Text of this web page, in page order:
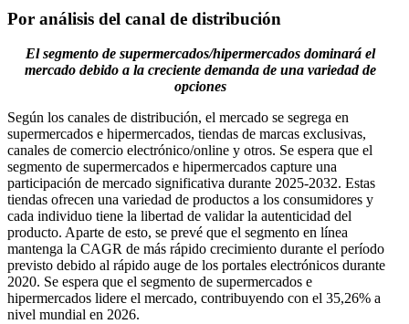
Por análisis del canal de distribución
El segmento de supermercados/hipermercados dominará el
mercado debido a la creciente demanda de una variedad de
opciones
Según los canales de distribución, el mercado se segrega en
supermercados e hipermercados, tiendas de marcas exclusivas,
canales de comercio electrónico/online y otros. Se espera que el
segmento de supermercados e hipermercados capture una
participación de mercado significativa durante 2025-2032. Estas
tiendas ofrecen una variedad de productos a los consumidores y
cada individuo tiene la libertad de validar la autenticidad del
producto. Aparte de esto, se prevé que el segmento en línea
mantenga la CAGR de más rápido crecimiento durante el período
previsto debido al rápido auge de los portales electrónicos durante
2020. Se espera que el segmento de supermercados e
hipermercados lidere el mercado, contribuyendo con el 35,26% a
nivel mundial en 2026.